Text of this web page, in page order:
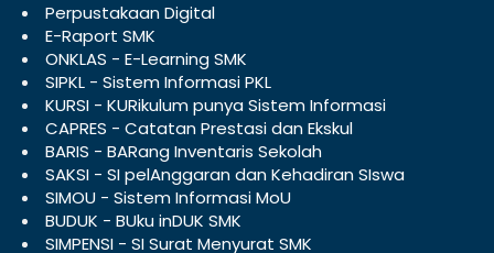
Perpustakaan Digital
E-Raport SMK
ONKLAS - E-Learning SMK
SIPKL - Sistem Informasi PKL
KURSI - KURikulum punya Sistem Informasi
CAPRES - Catatan Prestasi dan Ekskul
BARIS - BARang Inventaris Sekolah
SAKSI - SI pelAnggaran dan Kehadiran SIswa
SIMOU - Sistem Informasi MoU
BUDUK - BUku inDUK SMK
SIMPENSI - SI Surat Menyurat SMK